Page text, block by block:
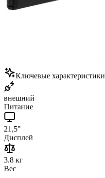
Ключевые характеристики
внешний
Питание
21,5"
Дисплей
3.8 кг
Вес